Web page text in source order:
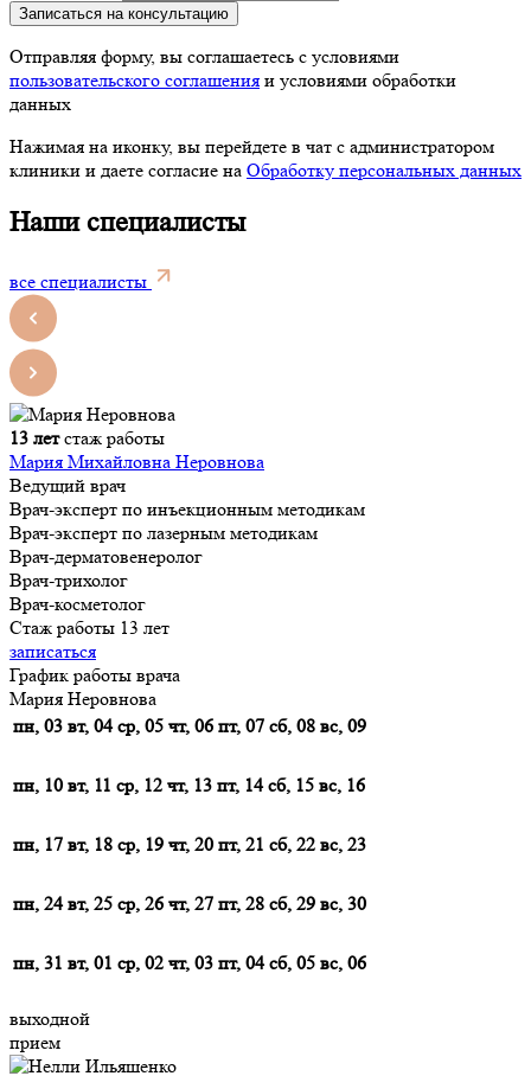
Записаться на консультацию
Отправляя форму, вы соглашаетесь с условиями
пользовательского соглашения и условиями обработки
данных
Нажимая на иконку, вы перейдете в чат с администратором
клиники и даете согласие на Обработку персональных данных
Наши специалисты
все специалисты
13 летстаж работы
Мария Михайловна Неровнова
Ведущий врач
Врач-эксперт по инъекционным методикам
Врач-эксперт по лазерным методикам
Врач-дерматовенеролог
Врач-трихолог
Врач-косметолог
Стаж работы 13 лет
записаться
График работы врача
Мария Неровнова
пн, 03 вт, 04 ср, 05 чт, 06 пт, 07 сб, 08 вс, 09
пн, 10 вт, 11 ср, 12 чт, 13 пт, 14 сб, 15 вс, 16
пн, 17 вт, 18 ср, 19 чт, 20 пт, 21 сб, 22 вс, 23
пн, 24 вт, 25 ср, 26 чт, 27 пт, 28 сб, 29 вс, 30
пн, 31 вт, 01 ср, 02 чт, 03 пт, 04 сб, 05 вс, 06
выходной
прием